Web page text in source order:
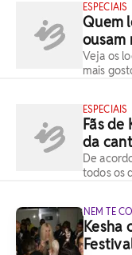
ESPECIAIS
Quem
ousam
Veja os
mais
ESPECIAIS
Fãs de
da
De
todos os
NEM TE
Kesha